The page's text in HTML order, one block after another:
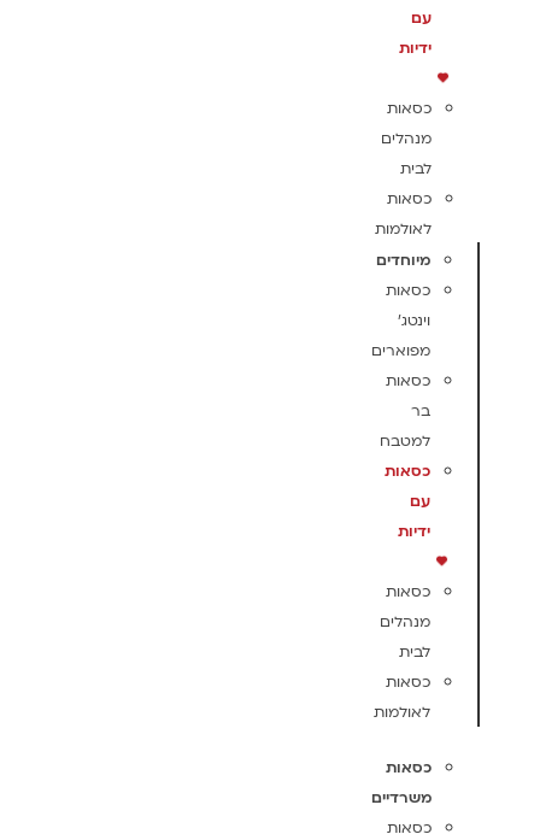
עם
ידיות
כסאות
מנהלים
לבית
כסאות
לאולמות
מיוחדים
כסאות
וינטג'
מפוארים
כסאות
בר
למטבח
כסאות
עם
ידיות
כסאות
מנהלים
לבית
כסאות
לאולמות
כסאות
משרדיים
כסאות